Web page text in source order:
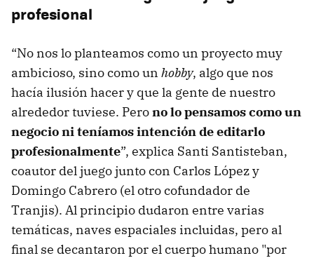
profesional
“No nos lo planteamos como un proyecto muy
ambicioso, sino como un hobby, algo que nos
hacía ilusión hacer y que la gente de nuestro
alrededor tuviese. Perono lo pensamos como un
negocio ni teníamos intención de editarlo
profesionalmente”, explica Santi Santisteban,
coautor del juego junto con Carlos López y
Domingo Cabrero (el otro cofundador de
Tranjis). Al principio dudaron entre varias
temáticas, naves espaciales incluidas, pero al
final se decantaron por el cuerpo humano "por